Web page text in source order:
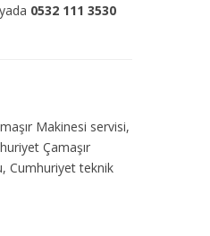
yada 0532 111 3530
Makinesi servisi,
Çamaşır
Cumhuriyet teknik